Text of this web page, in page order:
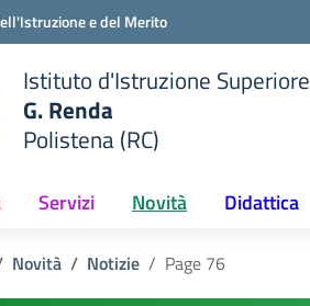
e del Merito
Istituto d'Istruzione Superiore
G. Renda
Polistena (RC)
Servizi Novità Didattica
Novità Notizie Page 76